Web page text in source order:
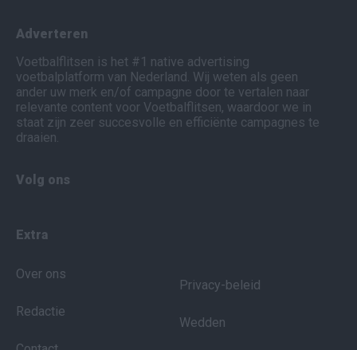
Adverteren
Voetbalflitsen is het #1 native advertising
voetbalplatform van Nederland. Wij weten als geen
ander uw merk en/of campagne door te vertalen naar
relevante content voor Voetbalflitsen, waardoor we in
staat zijn zeer succesvolle en efficiënte campagnes te
draaien.
Volg ons
Extra
Over ons
Redactie
Privacy-beleid
Wedden